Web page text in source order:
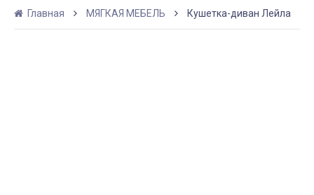
Главная МЯГКАЯ МЕБЕЛЬ Кушетка-диван Лейла